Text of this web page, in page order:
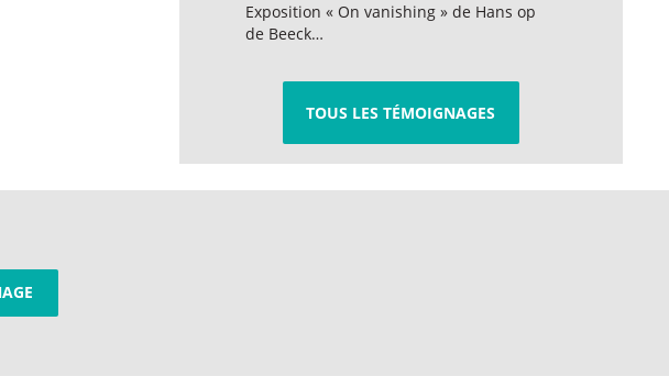
Exposition « On vanishing » de Hans op
de Beeck…
TOUS LES TÉMOIGNAGES